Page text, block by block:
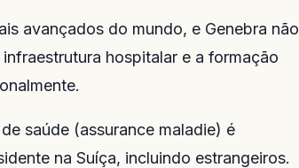
avançados do mundo, e Genebra não
hospitalar e a formação
saúde (assurance maladie) é
na Suíça, incluindo estrangeiros.